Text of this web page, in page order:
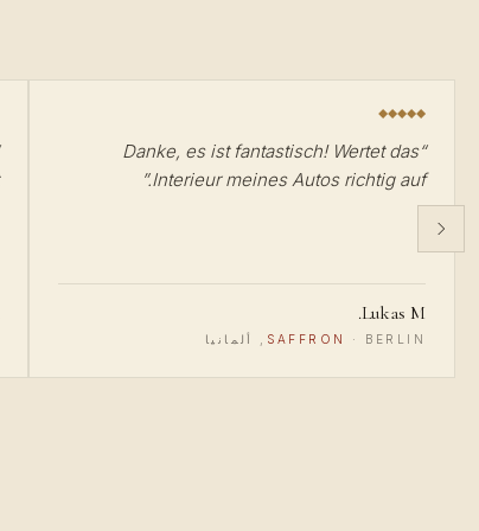
“
Danke, es ist fantastisch! Wertet das
Interieur meines Autos richtig auf.
”
Lukas M.
SAFFRON · BERLIN, ألمانيا